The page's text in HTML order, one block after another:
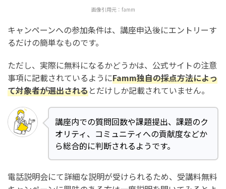
画像引用元： famm
キャンペーンへの参加条件は、講座申込後にエントリーす
るだけの簡単なものです。
ただし、実際に無料になるかどうかは、公式サイトの注意
事項に記載されているようにFamm独自の採点方法によっ
て対象者が選出されるとだけしか記載されていません。
講座内での質問回数や課題提出、課題のク
オリティ、コミュニティへの貢献度などか
ら総合的に判断されるようです。
電話説明会にて詳細な説明が受けられるため、受講料無料